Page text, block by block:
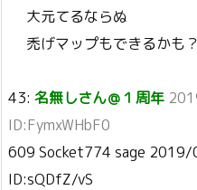
大元てるならぬ
禿げマップもできるかも
43: 名無しさん＠１周年
ID:FymxWHbF0
609 Socket774 sage
ID:sQDfZ/vS